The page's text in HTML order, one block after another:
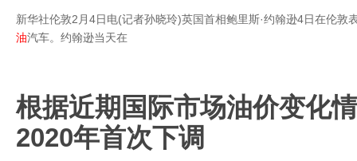
新华社伦敦2月4日电(记者孙晓玲)英国首相鲍里斯·约翰逊4日在伦
油汽车。约翰逊当天在
根据近期国际市场油价变化
2020年首次下调